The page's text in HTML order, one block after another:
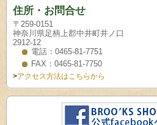
住所・お問合せ
〒259-0151
神奈川県足柄上郡中井町井ノ口
2912-12
電話：0465-81-7751
FAX：0465-81-7750
>アクセス方法はこちらから